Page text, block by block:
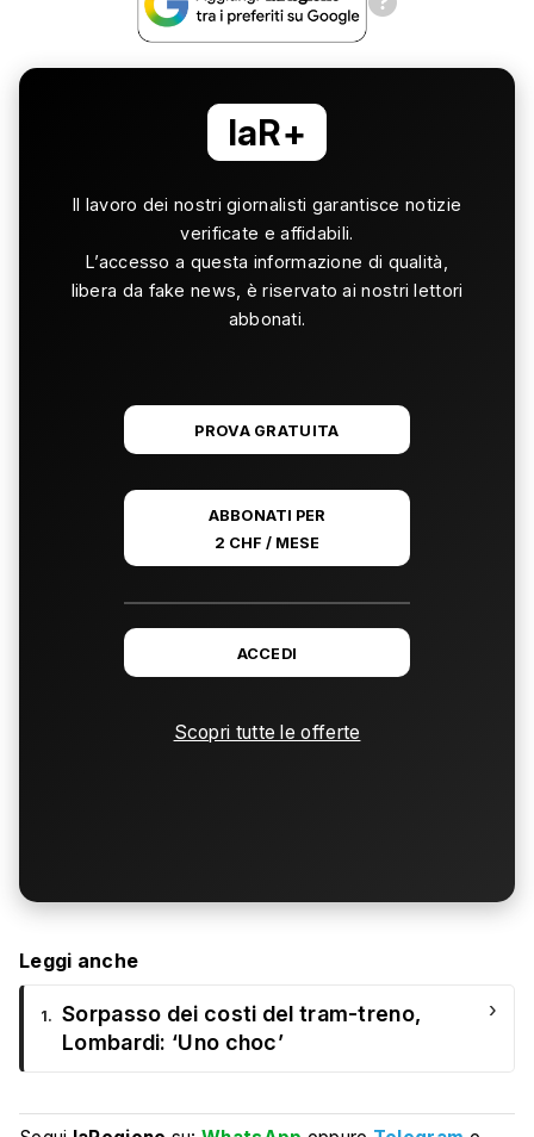
laR+
Il lavoro dei nostri giornalisti garantisce notizie
verificate e affidabili.
L’accesso a questa informazione di qualità,
libera da fake news, è riservato ai nostri lettori
abbonati.
PROVA GRATUITA
ABBONATI PER
2 CHF / MESE
ACCEDI
Scopri tutte le offerte
Leggi anche
1. Sorpasso dei costi del tram-treno,
Lombardi: ‘Uno choc’
›